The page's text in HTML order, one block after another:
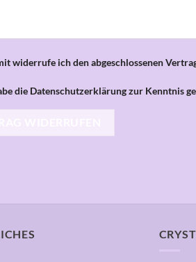
widerrufe ich den abgeschlossenen
die Datenschutzerklärung zur Kenntnis